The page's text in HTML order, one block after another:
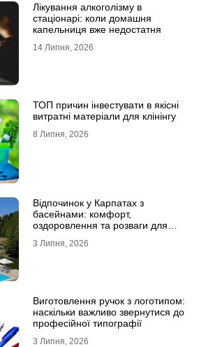
Лікування алкоголізму в
стаціонарі: коли домашня
капельниця вже недостатня
14 Липня, 2026
ТОП причин інвестувати в якісні
витратні матеріали для клінінгу
8 Липня, 2026
Відпочинок у Карпатах з
басейнами: комфорт,
оздоровлення та розваги для
3 Липня, 2026
Виготовлення ручок з логотипом:
наскільки важливо звернутися до
професійної типографії
3 Липня, 2026